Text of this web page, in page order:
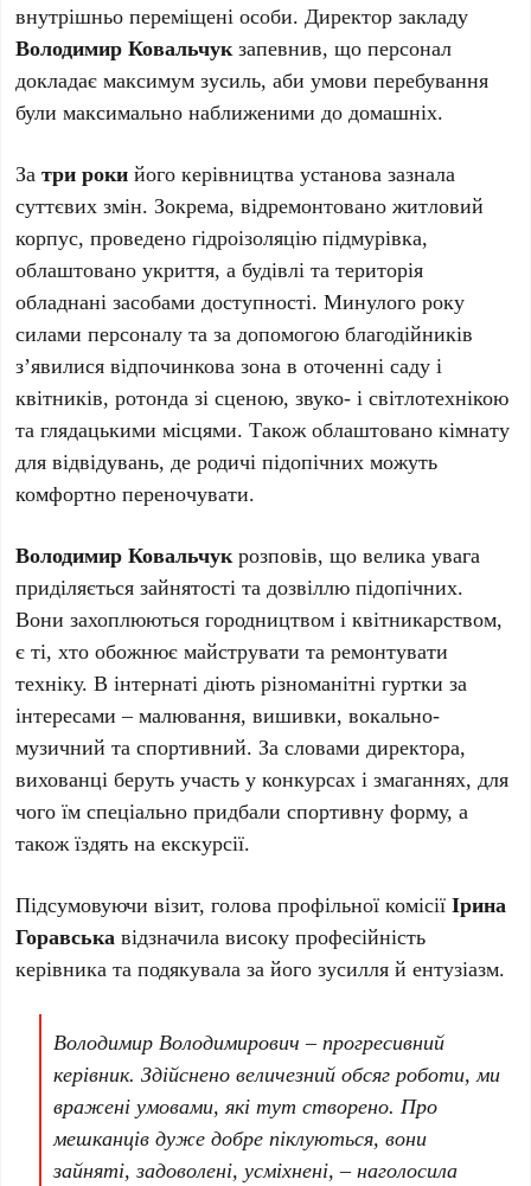
внутрішньо переміщені особи. Директор закладу
Володимир Ковальчукзапевнив, що персонал
докладає максимум зусиль, аби умови перебування
були максимально наближеними до домашніх.
Затри роки його керівництва установа зазнала
суттєвих змін. Зокрема, відремонтовано житловий
корпус, проведено гідроізоляцію підмурівка,
облаштовано укриття, а будівлі та територія
обладнані засобами доступності. Минулого року
силами персоналу та за допомогою благодійників
з’явилися відпочинкова зона в оточенні саду і
квітників, ротонда зі сценою, звуко- і світлотехнікою
та глядацькими місцями. Також облаштовано кімнату
для відвідувань, де родичі підопічних можуть
комфортно переночувати.
Володимир Ковальчукрозповів, що велика увага
приділяється зайнятості та дозвіллю підопічних.
Вони захоплюються городництвом і квітникарством,
є ті, хто обожнює майструвати та ремонтувати
техніку. В інтернаті діють різноманітні гуртки за
інтересами – малювання, вишивки, вокально-
музичний та спортивний. За словами директора,
вихованці беруть участь у конкурсах і змаганнях, для
чого їм спеціально придбали спортивну форму, а
також їздять на екскурсії.
Підсумовуючи візит, голова профільної комісіїІрина
Горавська відзначила високу професійність
керівника та подякувала за його зусилля й ентузіазм.
Володимир Володимирович – прогресивний
керівник. Здійснено величезний обсяг роботи, ми
вражені умовами, які тут створено. Про
мешканців дуже добре піклуються, вони
зайняті, задоволені, усміхнені, – наголосила